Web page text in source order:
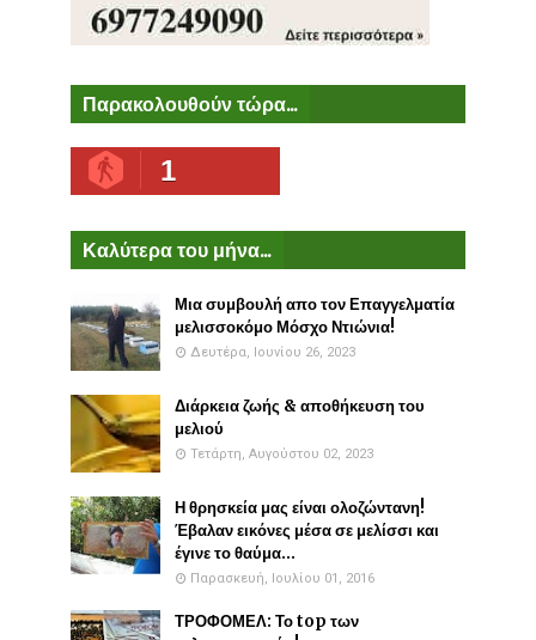
Παρακολουθούν τώρα...
1
Καλύτερα του μήνα...
Μια συμβουλή απο τον Επαγγελματία
μελισσοκόμο Μόσχο Ντιώνια!
Δευτέρα, Ιουνίου 26, 2023
Διάρκεια ζωής & αποθήκευση του
μελιού
Τετάρτη, Αυγούστου 02, 2023
Η θρησκεία μας είναι ολοζώντανη!
Έβαλαν εικόνες μέσα σε μελίσσι και
έγινε το θαύμα...
Παρασκευή, Ιουλίου 01, 2016
ΤΡΟΦΟΜΕΛ: Το top των